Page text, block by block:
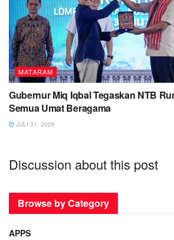
MATARAM
Gubernur Miq Iqbal Tegaskan NTB
Semua Umat Beragama
JULI 31, 2026
Discussion about this post
Browse by Category
APPS